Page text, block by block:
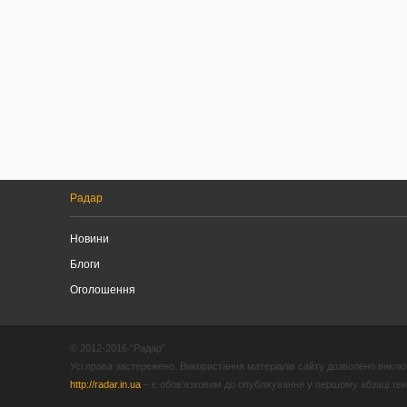
Радар
Новини
Блоги
Оголошення
© 2012-2016 “Радар”
Усі права застережено. Використання матеріалів сайту дозволено
http://radar.in.ua – є обов’язковим до опублікування у першому абзаці